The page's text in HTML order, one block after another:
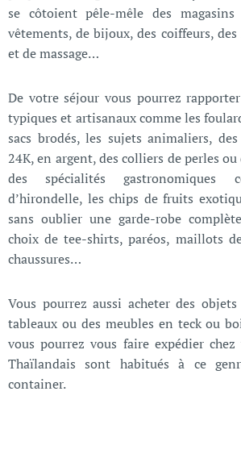
se côtoient pêle-mêle des
vêtements, de bijoux, des coiffeurs, des
et de massage…
De votre séjour vous pourrez
typiques et artisanaux comme les
sacs brodés, les sujets animaliers,
24K, en argent, des colliers de perles
des spécialités gastronomiques
d’hirondelle, les chips de fruits
sans oublier une garde-robe
choix de tee-shirts, paréos, maillots
chaussures…
Vous pourrez aussi acheter des
tableaux ou des meubles en teck ou
vous pourrez vous faire expédier
Thaïlandais sont habitués à ce
container.